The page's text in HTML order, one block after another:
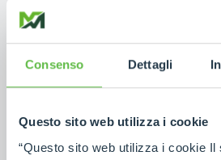
Consenso Dettagli
Questo sito web utilizza i cookie
“Questo sito web utilizza i cookie
NOTE
with Article 13 of the EU